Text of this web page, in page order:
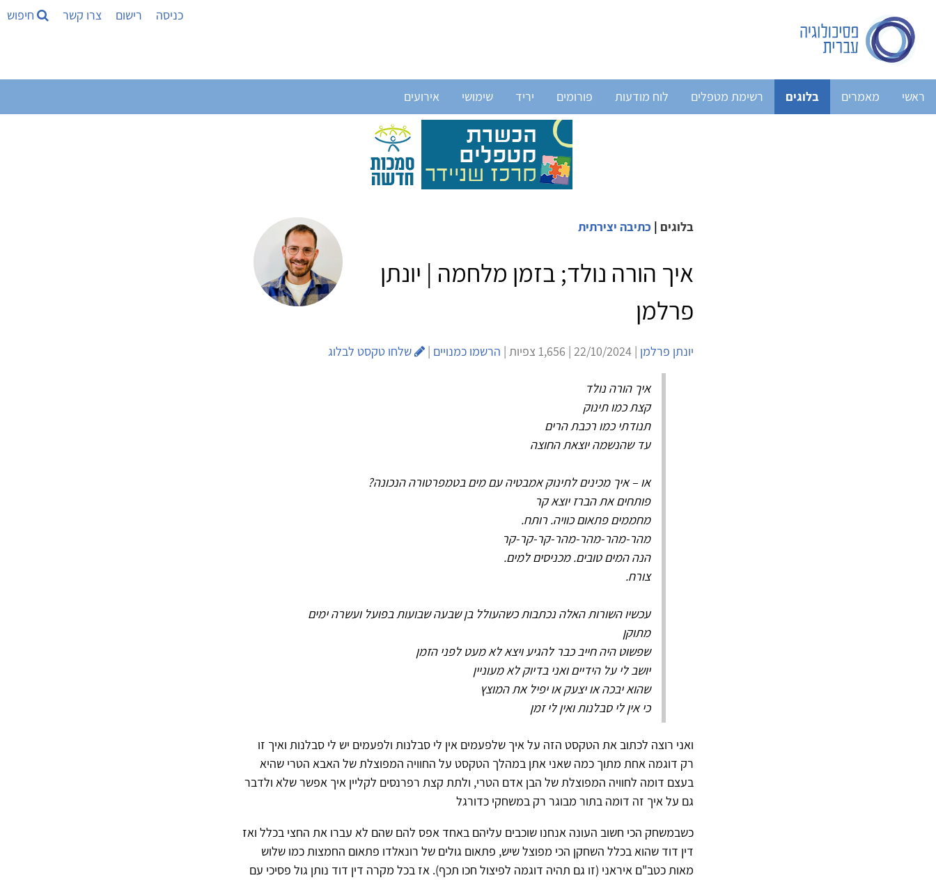
כניסה רישום צרו קשר חיפוש
ראשי מאמרים בלוגים רשימת מטפלים לוח מודעות פורומים יריד שימושי אירועים
בלוגים | כתיבה יצירתית
איך הורה נולד; בזמן מלחמה | יונתן
פרלמן
יונתן פרלמן | 22/10/2024 | 1,656 צפיות | הרשמו כמנויים | שלחו טקסט לבלוג
איך הורה נולד
קצת כמו תינוק
תנודתי כמו רכבת הרים
עד שהנשמה יוצאת החוצה
או – איך מכינים לתינוק אמבטיה עם מים בטמפרטורה הנכונה?
פותחים את הברז יוצא קר
מחממים פתאום כוויה. רותח.
מהר-מהר-מהר-מהר-קר-קר-קר
הנה המים טובים. מכניסים למים.
צורח.
עכשיו השורות האלה נכתבות כשהעולל בן שבעה שבועות בפועל ועשרה ימים
מתוקן
שפשוט היה חייב כבר להגיע ויצא לא מעט לפני הזמן
יושב לי על הידיים ואני בדיוק לא מעוניין
שהוא יבכה או יצעק או יפיל את המוצץ
כי אין לי סבלנות ואין לי זמן
ואני רוצה לכתוב את הטקסט הזה על איך שלפעמים אין לי סבלנות ולפעמים יש לי סבלנות ואיך זו
רק דוגמה אחת מתוך כמה שאני אתן במהלך הטקסט על החוויה המפוצלת של האבא הטרי שהיא
בעצם דומה לחוויה המפוצלת של הבן אדם הטרי, ולתת קצת רפרנסים לקליין איך אפשר שלא ולדבר
גם על איך זה דומה בתור מבוגר רק במשחקי כדורגל
כשבמשחק הכי חשוב העונה אנחנו שוכבים עליהם באחד אפס להם שהם לא עברו את החצי בכלל ואז
דין דוד שהוא בכלל השחקן הכי מפוצל שיש, פתאום גולים של רונאלדו פתאום החמצות כמו שלוש
מאות כטב"ם איראני (זו גם תהיה דוגמה לפיצול חכו תכף). אז בכל מקרה דין דוד נותן גול פסיכי עם